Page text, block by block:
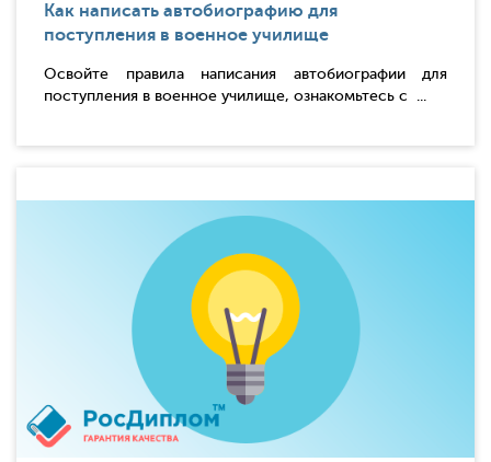
Как написать автобиографию для
поступления в военное училище
Освойте правила написания автобиографии для
поступления в военное училище, ознакомьтесь с ...